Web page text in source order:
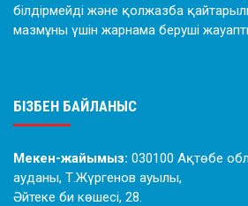
білдірмейді және қолжазба
мазмұны үшін жарнама беруші
БІЗБЕН БАЙЛАНЫС
Мекен-жайымыз: 030100 Ақтөбе
ауданы, Т.Жүргенов ауылы,
Әйтеке би көшесі, 28.